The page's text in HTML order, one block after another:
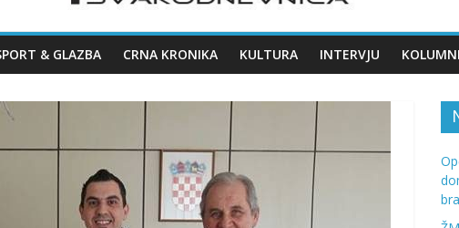
& GLAZBA CRNA KRONIKA KULTURA INTERVJU